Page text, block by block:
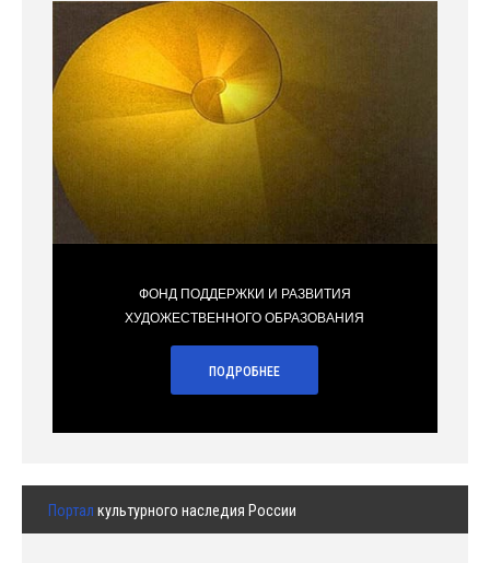
ФОНД ПОДДЕРЖКИ И РАЗВИТИЯ
ХУДОЖЕСТВЕННОГО ОБРАЗОВАНИЯ
ПОДРОБНЕЕ
Портал культурного наследия России